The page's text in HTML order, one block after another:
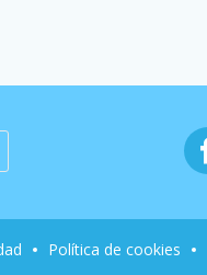
Política de cookies